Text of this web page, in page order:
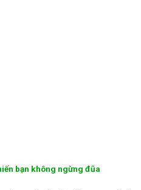
bạn không ngừng đũa